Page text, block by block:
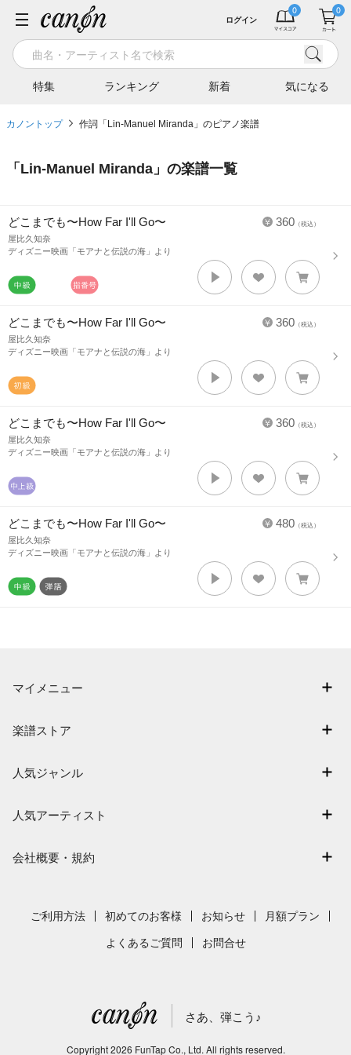
特集 ランキング 新着 気になる
ログイン
カノントップ 作詞「Lin-Manuel Miranda」のピアノ楽譜
「 Lin-Manuel Miranda 」の楽譜一覧
360 （税込）
どこまでも〜How Far I'll Go〜
屋比久知奈
ディズニー映画「モアナと伝説の海」より
360 （税込）
どこまでも〜How Far I'll Go〜
屋比久知奈
ディズニー映画「モアナと伝説の海」より
360 （税込）
どこまでも〜How Far I'll Go〜
屋比久知奈
ディズニー映画「モアナと伝説の海」より
480 （税込）
どこまでも〜How Far I'll Go〜
屋比久知奈
ディズニー映画「モアナと伝説の海」より
マイメニュー
退会はこちら
楽譜ストア
難易度別に探す
まもなく配信
人気ジャンル
保育
発表会
人気アーティスト
新沢としひこ
会社概要・規約
採用情報
サイトマップ
ご利用方法 初めてのお客様 お知らせ 月額プラン
よくあるご質問 お問合せ
さあ、弾こう♪
Copyright2026 FunTap Co., Ltd. All rights reserved.